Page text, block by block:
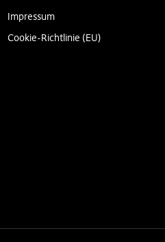
Impressum
Cookie-Richtlinie (EU)